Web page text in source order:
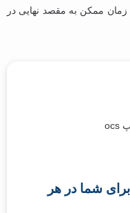
زمان ممکن به مقصد نهایی در
شما در هر